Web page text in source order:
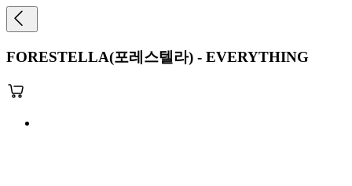
FORESTELLA(포레스텔라) - EVERYTHING